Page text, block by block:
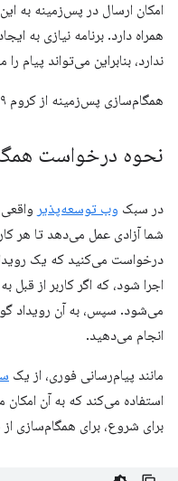
امکان ارسال در پس‌زمینه به
همراه دارد. برنامه نیازی به
ندارد، بنابراین می‌تواند پیام
همگام‌سازی پس‌زمینه از کروم ۴۹ در دسترس است.
نحوه درخواست
در سبک وب توسعه‌پذیر
شما آزادی عمل می‌دهد تا هر
درخواست می‌کنید که یک
اجرا شود، که اگر کاربر از قبل
می‌شود. سپس، به آن رویداد
انجام می‌دهید.
مانند پیام‌رسانی فوری، از یک
استفاده می‌کند که به آن
برای شروع، برای همگام‌سازی